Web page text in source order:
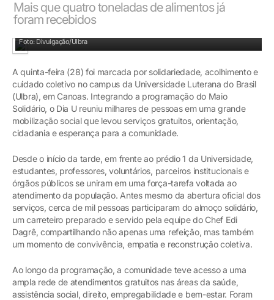
Mais que quatro toneladas de alimentos já
foram recebidos
Foto: Divulgação/Ulbra
A quinta-feira (28) foi marcada por solidariedade, acolhimento e
cuidado coletivo no campus da Universidade Luterana do Brasil
(Ulbra), em Canoas. Integrando a programação do Maio
Solidário, o Dia U reuniu milhares de pessoas em uma grande
mobilização social que levou serviços gratuitos, orientação,
cidadania e esperança para a comunidade.
Desde o início da tarde, em frente ao prédio 1 da Universidade,
estudantes, professores, voluntários, parceiros institucionais e
órgãos públicos se uniram em uma força-tarefa voltada ao
atendimento da população. Antes mesmo da abertura oficial dos
serviços, cerca de mil pessoas participaram do almoço solidário,
um carreteiro preparado e servido pela equipe do Chef Edi
Dagrê, compartilhando não apenas uma refeição, mas também
um momento de convivência, empatia e reconstrução coletiva.
Ao longo da programação, a comunidade teve acesso a uma
ampla rede de atendimentos gratuitos nas áreas da saúde,
assistência social, direito, empregabilidade e bem-estar. Foram